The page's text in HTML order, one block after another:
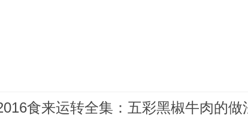
食来运转全集：五彩黑椒牛肉的做